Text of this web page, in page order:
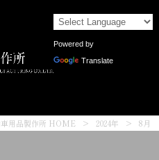
Powered by
Translate
用品製作所 HOME > 2024年 > 8月